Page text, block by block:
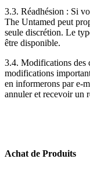
3.3. Réadhésion : Si
The Untamed peut
seule discrétion. Le
être disponible.
3.4. Modifications des
modifications
en informerons par e-
annuler et recevoir un
Achat de Produits